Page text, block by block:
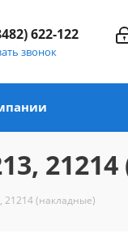
622-122
звонок
21214 (накладные)